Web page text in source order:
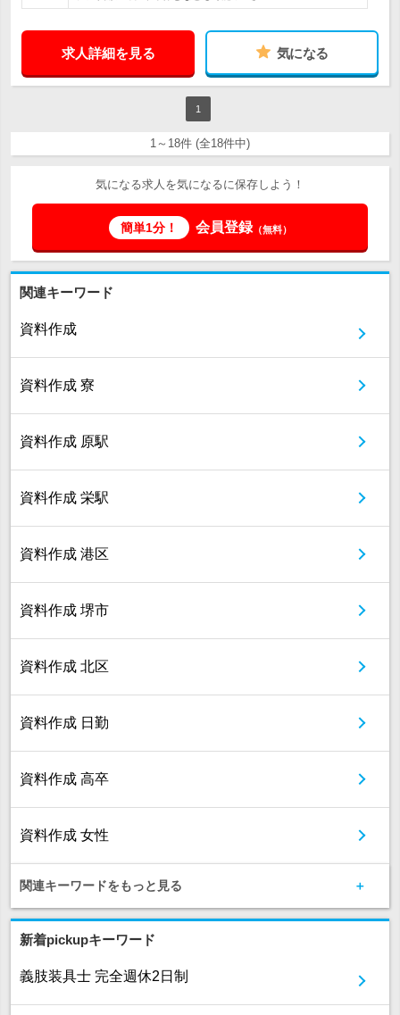
求人詳細を見る 気になる
1
1～18件 (全18件中)
気になる求人を気になるに保存しよう！
簡単1分！ 会員登録（無料）
関連キーワード
資料作成
資料作成 寮
資料作成 原駅
資料作成 栄駅
資料作成 港区
資料作成 堺市
資料作成 北区
資料作成 日勤
資料作成 高卒
資料作成 女性
関連キーワードをもっと見る
新着pickupキーワード
義肢装具士 完全週休2日制